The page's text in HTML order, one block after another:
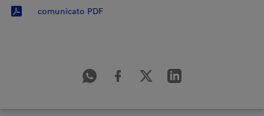
comunicato PDF